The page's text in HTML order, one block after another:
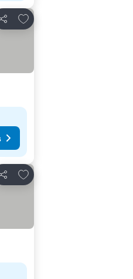
Partilhar
Adicionar aos favoritos
Partilhar
Adicionar aos favoritos